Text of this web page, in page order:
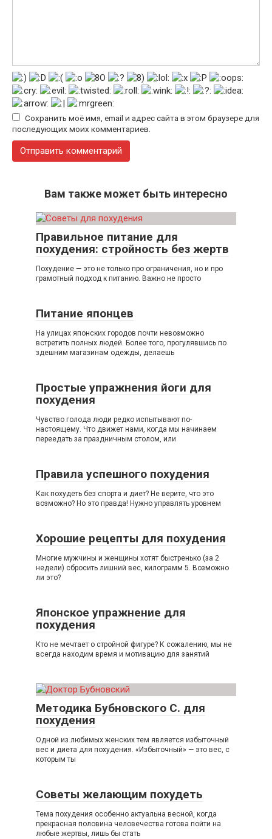
Сохранить моё имя, email и адрес сайта в этом браузере для
последующих моих комментариев.
Вам также может быть интересно
Правильное питание для
похудения: стройность без жертв
Похудение — это не только про ограничения, но и про
грамотный подход к питанию. Важно не просто
Питание японцев
На улицах японских городов почти невозможно
встретить полных людей. Более того, прогулявшись по
здешним магазинам одежды, делаешь
Простые упражнения йоги для
похудения
Чувство голода люди редко испытывают по-
настоящему. Что движет нами, когда мы начинаем
переедать за праздничным столом, или
Правила успешного похудения
Как похудеть без спорта и диет? Не верите, что это
возможно? Но это правда! Нужно управлять уровнем
Хорошие рецепты для похудения
Многие мужчины и женщины хотят быстренько (за 2
недели) сбросить лишний вес, килограмм 5. Возможно
ли это?
Японское упражнение для
похудения
Кто не мечтает о стройной фигуре? К сожалению, мы не
всегда находим время и мотивацию для занятий
Методика Бубновского С. для
похудения
Одной из любимых женских тем является избыточный
вес и диета для похудения. «Избыточный» — это вес, с
которым ты
Советы желающим похудеть
Тема похудения особенно актуальна весной, когда
прекрасная половина человечества готова пойти на
любые жертвы, лишь бы стать